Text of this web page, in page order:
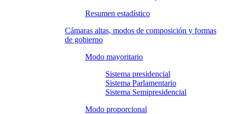
Resumen estadístico
Cámaras altas, modos de composición y formas
de gobierno
Modo mayoritario
Sistema presidencial
Sistema Parlamentario
Sistema Semipresidencial
Modo proporcional